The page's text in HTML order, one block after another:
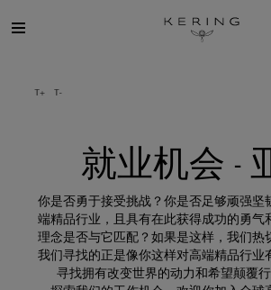
业
机
可持续发展
就业机会 -
你是否勇于接受挑战？你是否足够顽强坚
端精品行业，且具有在此获得成功的勇气
理念是否与它匹配？如果是这样，我们热
我们寻找的正是像你这样对高端精品行业
寻找拥有改变世界的动力和希望颠覆行